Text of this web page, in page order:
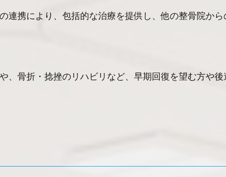
連携により、包括的な治療を提供し、他の整骨院か
、骨折・捻挫のリハビリなど、早期回復を望む方や